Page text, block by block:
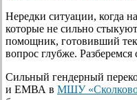
Нередки ситуации, когда
которые не сильно
помощник, готовивший
вопрос глубже.
Сильный гендерный
и ЕМВА в МШУ